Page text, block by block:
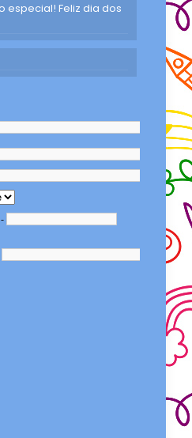
especial! Feliz dia dos